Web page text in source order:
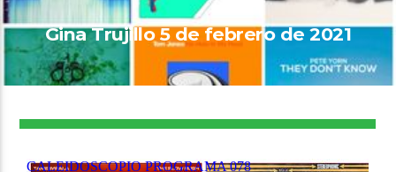
Eminem
Gina Trujillo 5 de febrero de 2021